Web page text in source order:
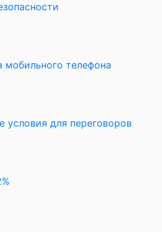
мобильного телефона
для переговоров